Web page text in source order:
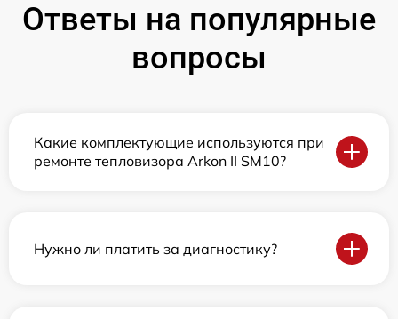
Ответы на популярные
вопросы
Какие комплектующие используются при
ремонте тепловизора Arkon II SM10?
Нужно ли платить за диагностику?